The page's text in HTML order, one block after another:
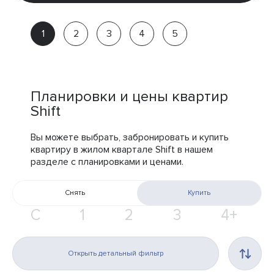
Партнёр
компании
Планировки и цены квартир
Shift
Вы можете выбрать, забронировать и купить
квартиру в жилом квартале Shift в нашем
разделе с планировками и ценами.
Снять Купить
С 1 2 3 4+
Открыть детальный фильтр